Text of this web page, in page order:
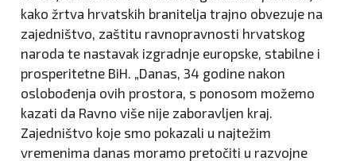
kako žrtva hrvatskih branitelja trajno obvezuje na
zajedništvo, zaštitu ravnopravnosti hrvatskog
naroda te nastavak izgradnje europske, stabilne i
prosperitetne BiH. „Danas, 34 godine nakon
oslobođenja ovih prostora, s ponosom možemo
kazati da Ravno više nije zaboravljen kraj.
Zajedništvo koje smo pokazali u najtežim
vremenima danas moramo pretočiti u razvojne